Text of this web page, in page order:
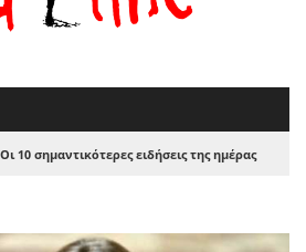
Οι 10 σημαντικότερες ειδήσεις της ημέρας